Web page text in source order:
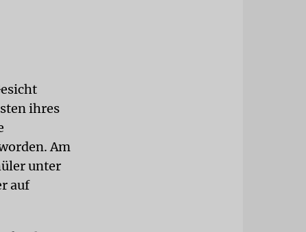
ihres
Am
unter
auf